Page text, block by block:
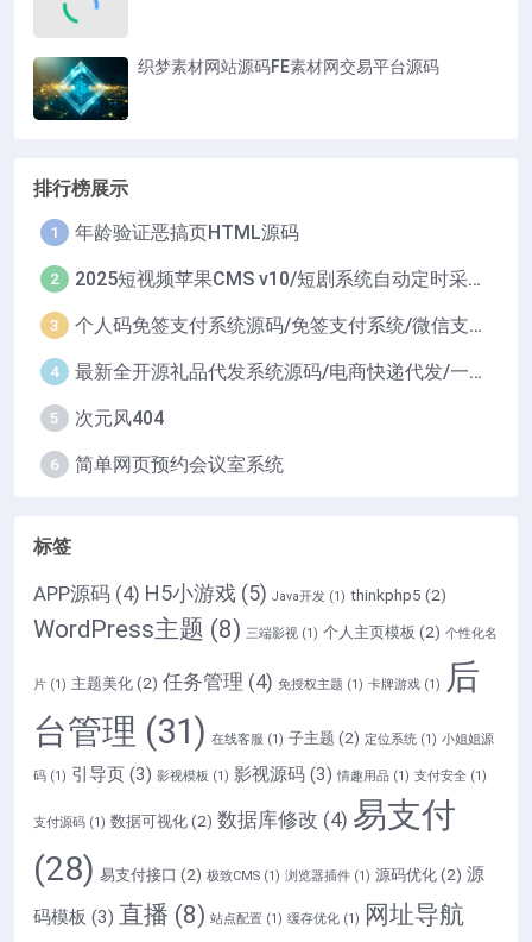
织梦素材网站源码FE素材网交易平台源码
排行榜展示
1 年龄验证恶搞页HTML源码
2 2025短视频苹果CMS v10/短剧系统自动定时采集H5移动端在线影视视频短剧源码小剧场短剧影视源码
3 个人码免签支付系统源码/免签支付系统/微信支付平台
4 最新全开源礼品代发系统源码/电商快递代发/一件代发系统
5 次元风404
6 简单网页预约会议室系统
标签
APP源码 (4) H5小游戏 (5) Java开发 (1) thinkphp5 (2)
WordPress主题 (8) 三端影视 (1) 个人主页模板 (2) 个性化名
片 (1) 主题美化 (2) 任务管理 (4) 免授权主题 (1) 卡牌游戏 (1)
后
台管理 (31) 在线客服 (1) 子主题 (2) 定位系统 (1) 小姐姐源
码 (1) 引导页 (3) 影视模板 (1) 影视源码 (3) 情趣用品 (1) 支付安全 (1)
支付源码 (1) 数据可视化 (2) 数据库修改 (4) 易支付
(28) 易支付接口 (2) 极致CMS (1) 浏览器插件 (1) 源码优化 (2) 源
码模板 (3) 直播 (8) 站点配置 (1) 缓存优化 (1) 网址导航